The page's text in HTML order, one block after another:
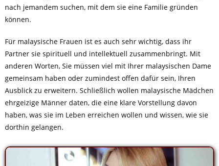
nach jemandem suchen, mit dem sie eine Familie gründen
können.
Für malaysische Frauen ist es auch sehr wichtig, dass ihr
Partner sie spirituell und intellektuell zusammenbringt. Mit
anderen Worten, Sie müssen viel mit Ihrer malaysischen Dame
gemeinsam haben oder zumindest offen dafür sein, Ihren
Ausblick zu erweitern. Schließlich wollen malaysische Mädchen
ehrgeizige Männer daten, die eine klare Vorstellung davon
haben, was sie im Leben erreichen wollen und wissen, wie sie
dorthin gelangen.